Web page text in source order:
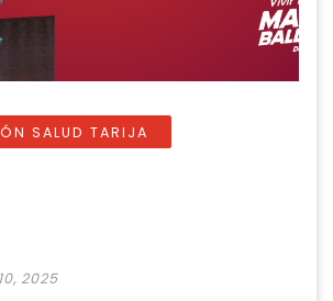
SALUD TARIJA
2025